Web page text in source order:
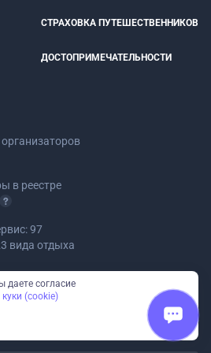
СТРАХОВКА ПУТЕШЕСТВЕННИКОВ
ДОСТОПРИМЕЧАТЕЛЬНОСТИ
в реестре
97
вида отдыха
даете согласие
(cookie)